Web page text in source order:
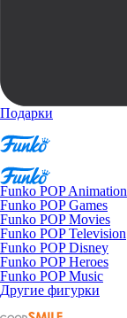
Подарки
Funko POP Animation
Funko POP Games
Funko POP Movies
Funko POP Television
Funko POP Disney
Funko POP Heroes
Funko POP Music
Другие фигурки